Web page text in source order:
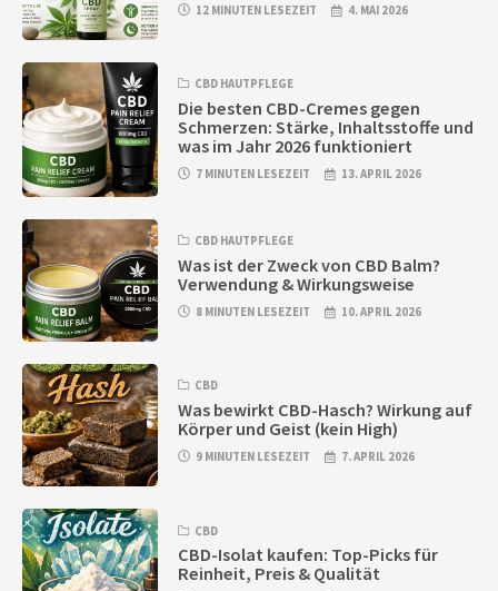
12 MINUTEN LESEZEIT 4. MAI 2026
CBD HAUTPFLEGE
Die besten CBD-Cremes gegen
Schmerzen: Stärke, Inhaltsstoffe und
was im Jahr 2026 funktioniert
7 MINUTEN LESEZEIT 13. APRIL 2026
CBD HAUTPFLEGE
Was ist der Zweck von CBD Balm?
Verwendung & Wirkungsweise
8 MINUTEN LESEZEIT 10. APRIL 2026
CBD
Was bewirkt CBD-Hasch? Wirkung auf
Körper und Geist (kein High)
9 MINUTEN LESEZEIT 7. APRIL 2026
CBD
CBD-Isolat kaufen: Top-Picks für
Reinheit, Preis & Qualität